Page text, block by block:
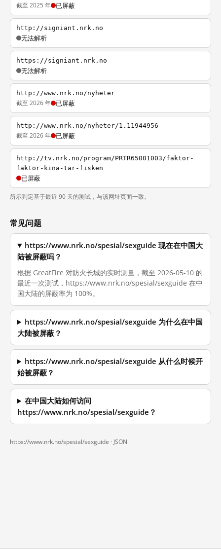
截至 2025 年 已屏蔽
http://signiant.nrk.no
无法解析
https://signiant.nrk.no
无法解析
http://www.nrk.no/nyheter
截至 2026 年 已屏蔽
http://www.nrk.no/nyheter/1.11944956
截至 2026 年 已屏蔽
http://tv.nrk.no/program/PRTR65001003/faktor-
faktor-kina-tar-fisken
已屏蔽
所示判定基于最近 90 天的测试，与该网址页面一致。
常见问题
https://www.nrk.no/spesial/sexguide 现在在中国大
陆被屏蔽吗？
根据 GreatFire 对防火长城的实时测量，截至 2026-05-10 的
最近一次测试，https://www.nrk.no/spesial/sexguide 在中
国大陆的屏蔽率为 100%。
https://www.nrk.no/spesial/sexguide 为什么在中国
大陆被屏蔽？
https://www.nrk.no/spesial/sexguide 从什么时候开
始被屏蔽？
在中国大陆如何访问
https://www.nrk.no/spesial/sexguide？
https://www.nrk.no/spesial/sexguide · JSON